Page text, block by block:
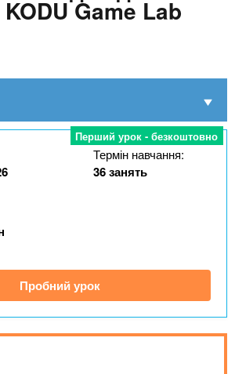
Приватні школи
MBA
Онлайн курси
За кордоном
KODU Game Lab
Перший урок - безкоштовно
Термін навчання:
36 занять
Пробний урок